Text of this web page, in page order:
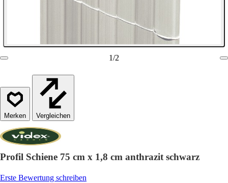
1/2
Vergleichen
Profil Schiene 75 cm x 1,8 cm anthrazit schwarz
Erste Bewertung schreiben